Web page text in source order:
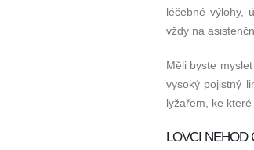
léčebné výlohy,
vždy na
Měli byste
vysoký pojistný
lyžařem, ke
LOVCI NEHOD